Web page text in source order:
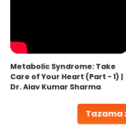
Tazama
Metabolic Syndrome: Take
Care of Your Heart (Part - 1) |
Dr. Ajay Kumar Sharma